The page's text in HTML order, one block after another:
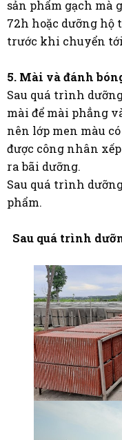
sản phẩm gạch mà
72h hoặc dưỡng hộ
trước khi chuyển
5. Mài và đánh
Sau quá trình
mài để mài phẳng
nên lớp men màu
được công nhân
ra bãi dưỡng.
Sau quá trình
phẩm.
Sau quá trình